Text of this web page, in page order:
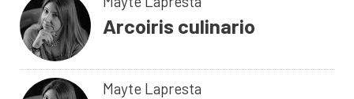
Arcoiris culinario
Mayte Lapresta